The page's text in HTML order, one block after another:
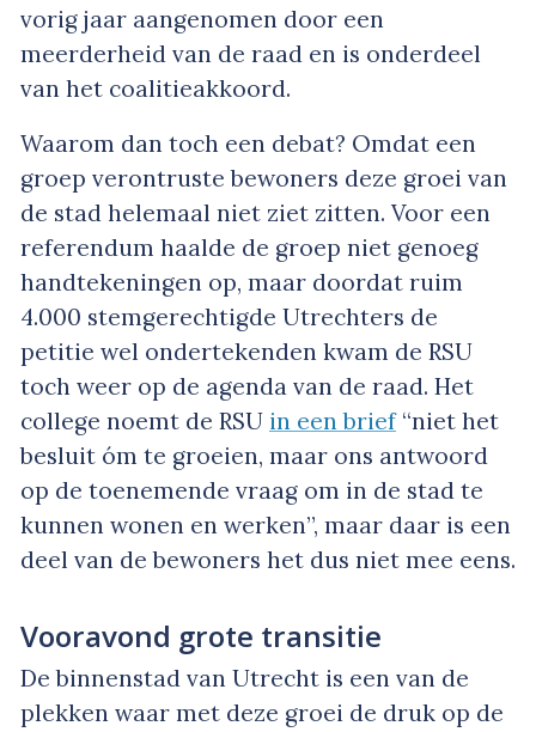
vorig jaar aangenomen door een
meerderheid van de raad en is onderdeel
van het coalitieakkoord.
Waarom dan toch een debat? Omdat een
groep verontruste bewoners deze groei van
de stad helemaal niet ziet zitten. Voor een
referendum haalde de groep niet genoeg
handtekeningen op, maar doordat ruim
4.000 stemgerechtigde Utrechters de
petitie wel ondertekenden kwam de RSU
toch weer op de agenda van de raad. Het
college noemt de RSU in een brief“niet het
besluit óm te groeien, maar ons antwoord
op de toenemende vraag om in de stad te
kunnen wonen en werken”, maar daar is een
deel van de bewoners het dus niet mee eens.
Vooravond grote transitie
De binnenstad van Utrecht is een van de
plekken waar met deze groei de druk op de